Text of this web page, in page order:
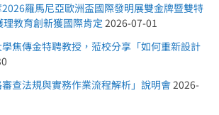
羅馬尼亞歐洲盃國際發明展雙金牌暨雙特
教育創新獲國際肯定 2026-07-01
學焦傳金特聘教授，蒞校分享「如何重新設計
查法規與實務作業流程解析」說明會2026-